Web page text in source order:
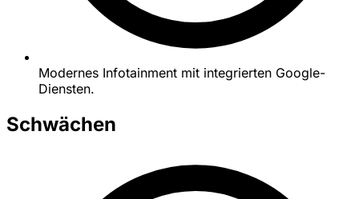
Modernes Infotainment mit integrierten Google-
Diensten.
Schwächen